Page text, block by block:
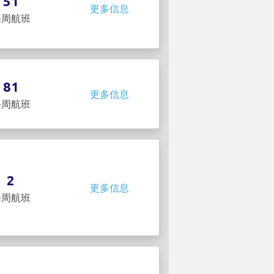
航班
更多信息
81
航班
更多信息
2
航班
更多信息